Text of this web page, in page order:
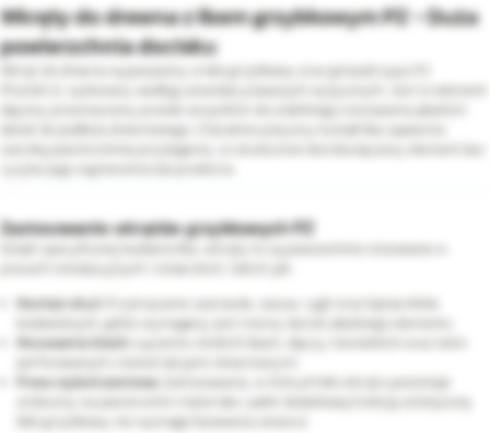
Wkręty do drewna z łbem grzybkowym PZ - Duża
powierzchnia docisku
Wkręt do drewna wyposażony w łeb grzybkowy oraz gniazdo typu PZ
(Pozidriv), wykonany według ustandaryzowanych wytycznych. Jest to element
złączny przeznaczony przede wszystkim do stabilnego mocowania płaskich
detali do podłoża drewnianego. Charakterystyczny kształt łba zapewnia
szeroką powierzchnię przylegania, co skutecznie dociska łączony element bez
ryzyka jego wgniecenia lub przebicia.
Zastosowanie wkrętów grzybkowych PZ
Dzięki specyficznej budowie łba, wkręty te są powszechnie stosowane w
Montaż okuć:
Przykręcanie zawiasów, zasuw, rygli oraz kątowników
budowlanych, gdzie wymagany jest mocny docisk płaskiego elementu.
Mocowanie blach:
Łączenie cienkich blach, złączy ciesielskich oraz taśm
Prace wykończeniowe:
Zastosowania, w których łeb wkrętu pozostaje
widoczny na powierzchni materiału i pełni dodatkową funkcję estetyczną
(łeb grzybkowy nie wymaga fazowania otworu).